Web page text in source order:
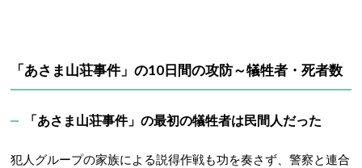
「あさま山荘事件」の10日間の攻防～犠牲者・死者数
「あさま山荘事件」の最初の犠牲者は民間人だった
犯人グループの家族による説得作戦も功を奏さず、警察と連合